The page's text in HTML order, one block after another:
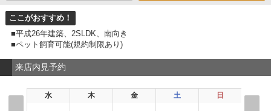
ここがおすすめ！
■平成26年建築、2SLDK、南向き
■ペット飼育可能(規約制限あり)
来店内見予約
水 木 金 土 日